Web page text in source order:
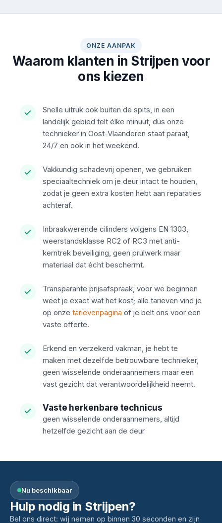
ONZE AANPAK
Waarom klanten in Strijpen voor
ons kiezen
Snelle uitruk ook buiten de spits, in een
landelijk gebied telt élke minuut, dus onze
technieker in Oost-Vlaanderen staat paraat,
24/7 en ook in het weekend.
Vakkundig schadevrij openen, we gebruiken
speciaaltechniek om je deur intact te houden,
zodat je geen extra kosten hebt aan reparaties
achteraf.
Inbraakwerende cilinders volgens EN 1303,
weerstandsklasse RC2 of RC3 met anti-
kerntrek beveiliging, geen prulwerk maar
materiaal dat écht beschermt.
Transparante prijsafspraak, voor we beginnen
weet je exact wat het kost; alle tarieven vind je
op onze tarievenpagina of je belt ons voor een
vaste offerte.
Erkend en verzekerd vakman, je hebt te
maken met dezelfde betrouwbare technieker,
geen wisselende onderaannemers maar een
vast gezicht dat verantwoordelijkheid neemt.
Vaste herkenbare technicus
geen wisselende onderaannemers, altijd
hetzelfde gezicht aan de deur
Nu beschikbaar
Hulp nodig in Strijpen?
Bel ons direct: wij nemen op binnen 30 seconden en zijn